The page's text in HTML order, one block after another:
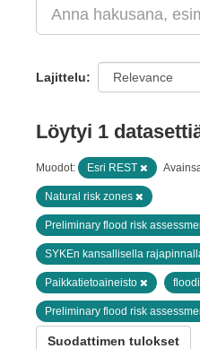
Lajittelu
Löytyi 1
Muodot: Esri REST
Natural risk zones
Preliminary flood risk
SYKEn kansallisella
Paikkatietoaineisto
Preliminary flood risk
Suodattimen tulokset